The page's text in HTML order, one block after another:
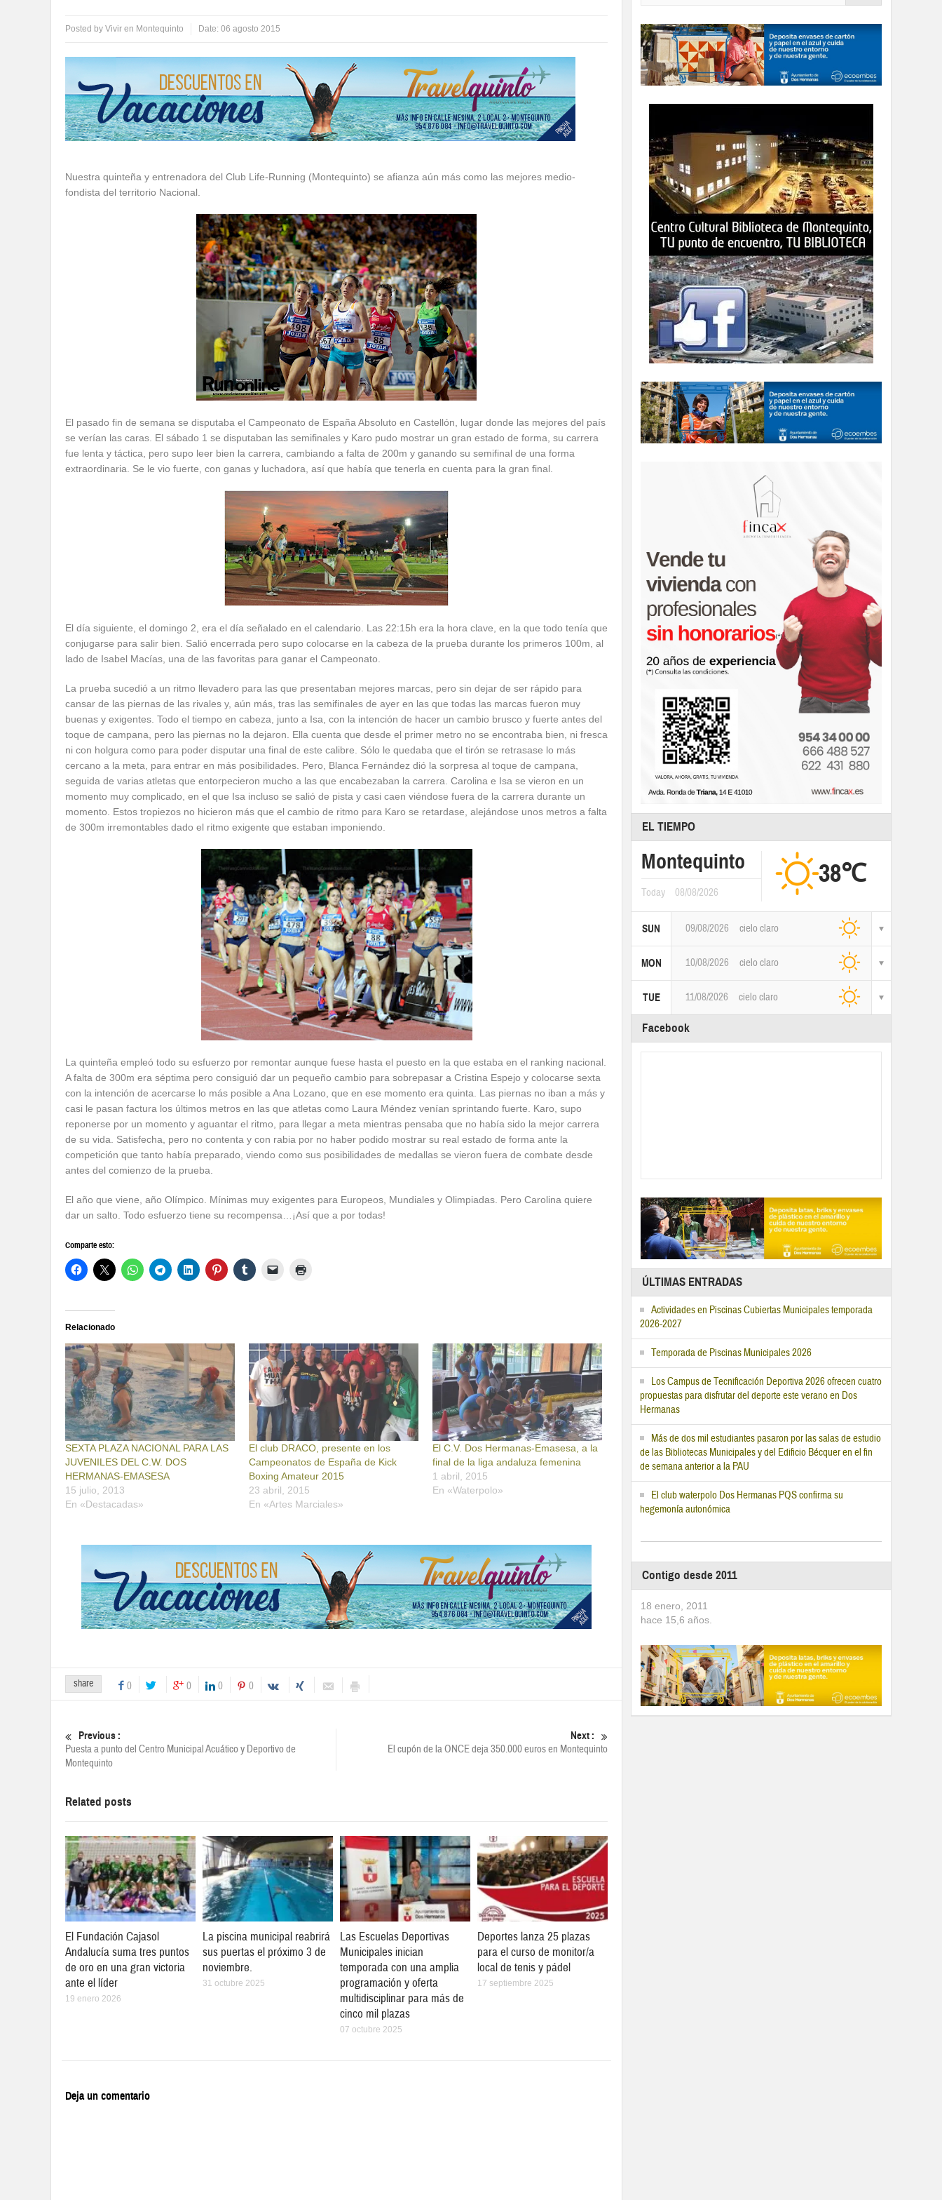
Posted by Vivir en Montequinto Date: 06 agosto 2015
Nuestra quinteña y entrenadora del Club Life-Running (Montequinto) se afianza aún más como las mejores medio-
fondista del territorio Nacional.
El pasado fin de semana se disputaba el Campeonato de España Absoluto en Castellón, lugar donde las mejores del país
se verían las caras. El sábado 1 se disputaban las semifinales y Karo pudo mostrar un gran estado de forma, su carrera
fue lenta y táctica, pero supo leer bien la carrera, cambiando a falta de 200m y ganando su semifinal de una forma
extraordinaria. Se le vio fuerte, con ganas y luchadora, así que había que tenerla en cuenta para la gran final.
El día siguiente, el domingo 2, era el día señalado en el calendario. Las 22:15h era la hora clave, en la que todo tenía que
conjugarse para salir bien. Salió encerrada pero supo colocarse en la cabeza de la prueba durante los primeros 100m, al
lado de Isabel Macías, una de las favoritas para ganar el Campeonato.
La prueba sucedió a un ritmo llevadero para las que presentaban mejores marcas, pero sin dejar de ser rápido para
cansar de las piernas de las rivales y, aún más, tras las semifinales de ayer en las que todas las marcas fueron muy
buenas y exigentes. Todo el tiempo en cabeza, junto a Isa, con la intención de hacer un cambio brusco y fuerte antes del
toque de campana, pero las piernas no la dejaron. Ella cuenta que desde el primer metro no se encontraba bien, ni fresca
ni con holgura como para poder disputar una final de este calibre. Sólo le quedaba que el tirón se retrasase lo más
cercano a la meta, para entrar en más posibilidades. Pero, Blanca Fernández dió la sorpresa al toque de campana,
seguida de varias atletas que entorpecieron mucho a las que encabezaban la carrera. Carolina e Isa se vieron en un
momento muy complicado, en el que Isa incluso se salió de pista y casi caen viéndose fuera de la carrera durante un
momento. Estos tropiezos no hicieron más que el cambio de ritmo para Karo se retardase, alejándose unos metros a falta
de 300m irremontables dado el ritmo exigente que estaban imponiendo.
La quinteña empleó todo su esfuerzo por remontar aunque fuese hasta el puesto en la que estaba en el ranking nacional.
A falta de 300m era séptima pero consiguió dar un pequeño cambio para sobrepasar a Cristina Espejo y colocarse sexta
con la intención de acercarse lo más posible a Ana Lozano, que en ese momento era quinta. Las piernas no iban a más y
casi le pasan factura los últimos metros en las que atletas como Laura Méndez venían sprintando fuerte. Karo, supo
reponerse por un momento y aguantar el ritmo, para llegar a meta mientras pensaba que no había sido la mejor carrera
de su vida. Satisfecha, pero no contenta y con rabia por no haber podido mostrar su real estado de forma ante la
competición que tanto había preparado, viendo como sus posibilidades de medallas se vieron fuera de combate desde
antes del comienzo de la prueba.
El año que viene, año Olímpico. Mínimas muy exigentes para Europeos, Mundiales y Olimpiadas. Pero Carolina quiere
dar un salto. Todo esfuerzo tiene su recompensa…¡Así que a por todas!
Comparte esto:
Relacionado
SEXTA PLAZA NACIONAL PARA LAS
JUVENILES DEL C.W. DOS
HERMANAS-EMASESA
15 julio, 2013
En «Destacadas»
El club DRACO, presente en los
Campeonatos de España de Kick
Boxing Amateur 2015
23 abril, 2015
En «Artes Marciales»
El C.V. Dos Hermanas-Emasesa, a la
final de la liga andaluza femenina
1 abril, 2015
En «Waterpolo»
share 0 0 0 0
Previous :
Puesta a punto del Centro Municipal Acuático y Deportivo de
Montequinto
Next :
El cupón de la ONCE deja 350.000 euros en Montequinto
Related posts
El Fundación Cajasol
Andalucía suma tres puntos
de oro en una gran victoria
ante el líder
19 enero 2026
La piscina municipal reabrirá
sus puertas el próximo 3 de
noviembre.
31 octubre 2025
Las Escuelas Deportivas
Municipales inician
temporada con una amplia
programación y oferta
multidisciplinar para más de
cinco mil plazas
07 octubre 2025
Deportes lanza 25 plazas
para el curso de monitor/a
local de tenis y pádel
17 septiembre 2025
Deja un comentario
EL TIEMPO
Montequinto
Today 08/08/2026
38℃
SUN 09/08/2026 cielo claro
MON 10/08/2026 cielo claro
TUE 11/08/2026 cielo claro
Facebook
ÚLTIMAS ENTRADAS
Actividades en Piscinas Cubiertas Municipales temporada
2026-2027
Temporada de Piscinas Municipales 2026
Los Campus de Tecnificación Deportiva 2026 ofrecen cuatro
propuestas para disfrutar del deporte este verano en Dos
Hermanas
Más de dos mil estudiantes pasaron por las salas de estudio
de las Bibliotecas Municipales y del Edificio Bécquer en el fin
de semana anterior a la PAU
El club waterpolo Dos Hermanas PQS confirma su
hegemonía autonómica
Contigo desde 2011
18 enero, 2011
hace 15,6 años.